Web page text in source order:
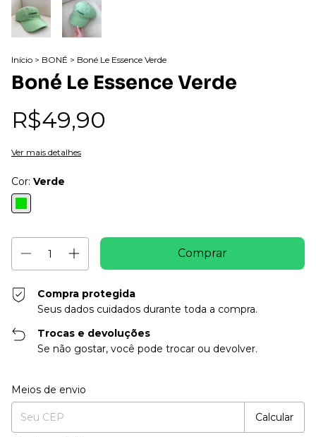
Início > BONÉ > Boné Le Essence Verde
Boné Le Essence Verde
R$49,90
Ver mais detalhes
Cor: Verde
Compra protegida
Seus dados cuidados durante toda a compra.
Trocas e devoluções
Se não gostar, você pode trocar ou devolver.
Entregas para o CEP:
Meios de envio
Calcular